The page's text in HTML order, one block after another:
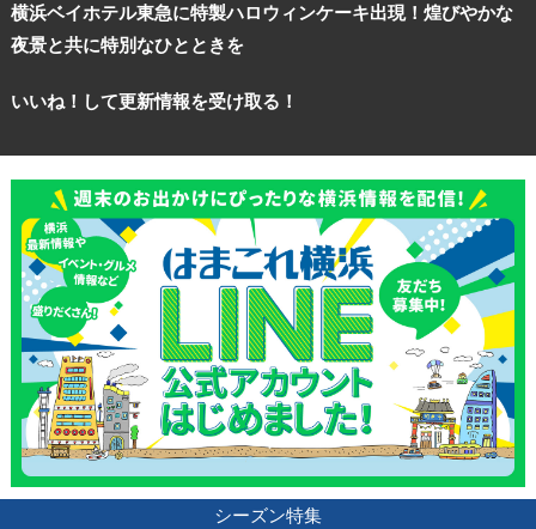
横浜ベイホテル東急に特製ハロウィンケーキ出現！煌びやかな
夜景と共に特別なひとときを
いいね！して更新情報を受け取る！
シーズン特集